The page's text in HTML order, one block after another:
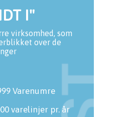
I"
virksomhed, som
over de
Varenumre
varelinjer pr. år